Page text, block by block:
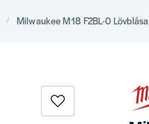
Milwaukee M18 F2BL-0